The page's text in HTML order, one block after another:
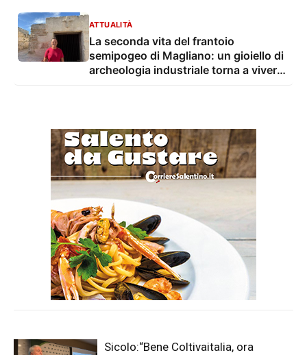
ATTUALITÀ
La seconda vita del frantoio
semipogeo di Magliano: un gioiello di
archeologia industriale torna a vivere
Sicolo:“Bene Coltivaitalia, ora